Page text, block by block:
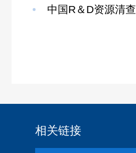
中国R＆D资源清查
相关链接